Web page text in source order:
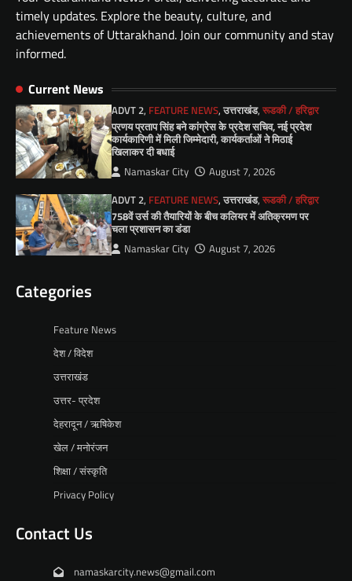
timely updates. Explore the beauty, culture, and
achievements of Uttarakhand. Join our community and stay
informed.
Current News
ADVT 2, FEATURE NEWS,उत्तराखंड,रूडकी / हरिद्वार
प्रणय प्रताप सिंह बने कांग्रेस के प्रदेश सचिव, नई प्रदेश
कार्यकारिणी में मिली जिम्मेदारी, कार्यकर्ताओं ने मिठाई
खिलाकर दी बधाई
Namaskar City
August 7, 2026
ADVT 2, FEATURE NEWS,उत्तराखंड,रूडकी / हरिद्वार
758वें उर्स की तैयारियों के बीच कलियर में अतिक्रमण पर
चला प्रशासन का डंडा
Namaskar City August 7, 2026
Categories
Feature News
देश / विदेश
उत्तराखंड
उत्तर- प्रदेश
देहरादून / ऋषिकेश
खेल / मनोरंजन
शिक्षा / संस्कृति
Privacy Policy
Contact Us
namaskarcity.news@gmail.com